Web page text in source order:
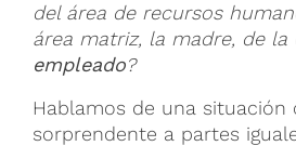
del área de recursos
área matriz, la madre, de la
empleado?
Hablamos de una situación
sorprendente a partes